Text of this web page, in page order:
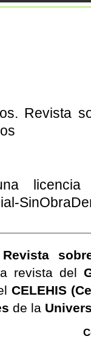
Revista
revista del
CELEHIS
de la
0493 C